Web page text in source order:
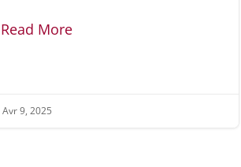
Read More
Avr 9, 2025